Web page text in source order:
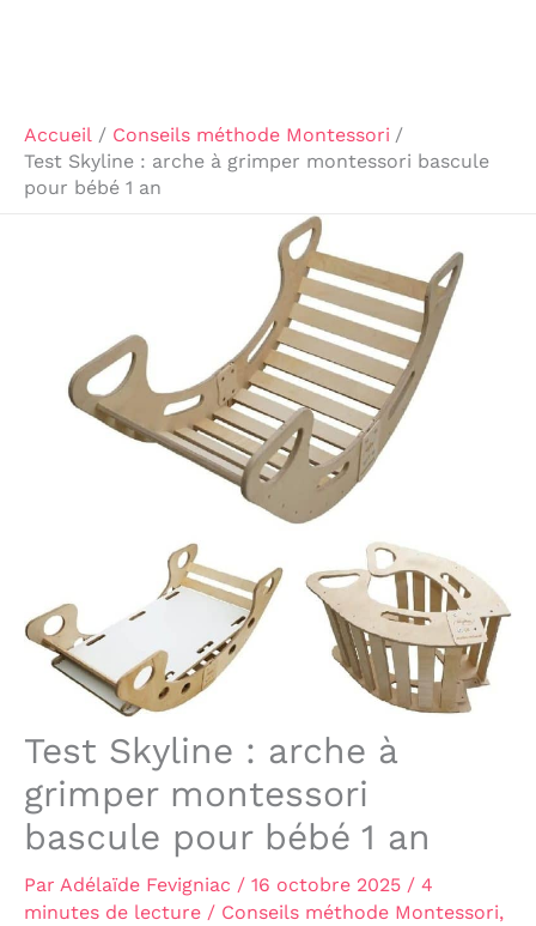
Accueil
Conseils méthode Montessori
Test Skyline : arche à grimper montessori bascule
pour bébé 1 an
Test Skyline : arche à
grimper montessori
bascule pour bébé 1 an
Par Adélaïde Fevigniac / 16 octobre 2025 / 4
minutes de lecture / Conseils méthode Montessori,